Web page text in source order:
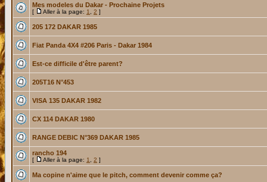
Mes modeles du Dakar - Prochaine Projets
[ Aller à la page: 1 2 ]
205 172 DAKAR 1985
Fiat Panda 4X4 #206 Paris - Dakar 1984
Est-ce difficile d'être parent?
205T16 N°453
VISA 135 DAKAR 1982
CX 114 DAKAR 1980
RANGE DEBIC N°369 DAKAR 1985
rancho 194
[ Aller à la page: 1 2 ]
Ma copine n'aime que le pitch, comment devenir comme ça?